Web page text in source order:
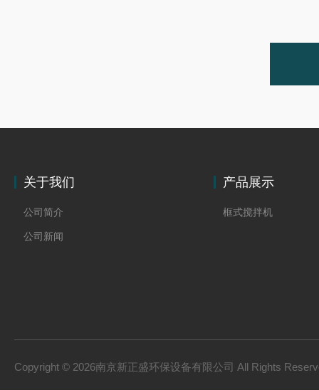
关于我们
公司简介
公司新闻
产品展示
框式搅拌机
Copyright © 2026南京新正盛环保设备有限公司 All Rights